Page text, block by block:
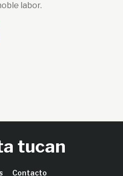
labor.
tucan
Contacto